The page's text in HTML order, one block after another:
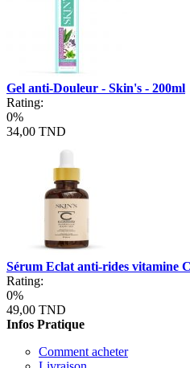
Gel anti-Douleur - Skin's - 200ml
Rating:
0%
34,00 TND
Sérum Eclat anti-rides vitamine
Rating:
0%
49,00 TND
Infos Pratique
Comment acheter